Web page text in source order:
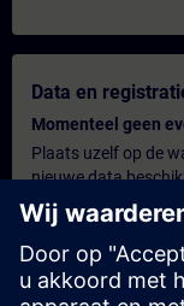
Data en
Momenteel geen
Plaats uzelf op de
nieuwe data
Hou me op de